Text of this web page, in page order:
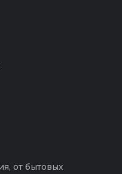
от бытовых